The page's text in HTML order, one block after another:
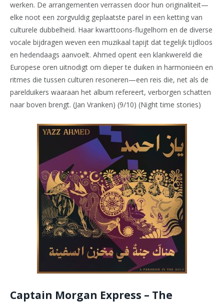
werken. De arrangementen verrassen door hun originaliteit—
elke noot een zorgvuldig geplaatste parel in een ketting van
culturele dubbelheid. Haar kwarttoons-flugelhorn en de diverse
vocale bijdragen weven een muzikaal tapijt dat tegelijk tijdloos
en hedendaags aanvoelt. Ahmed opent een klankwereld die
Europese oren uitnodigt om dieper te duiken in harmonieën en
ritmes die tussen culturen resoneren—een reis die, net als de
parelduikers waaraan het album refereert, verborgen schatten
naar boven brengt. (Jan Vranken) (9/10) (Night time stories)
Captain Morgan Express – The